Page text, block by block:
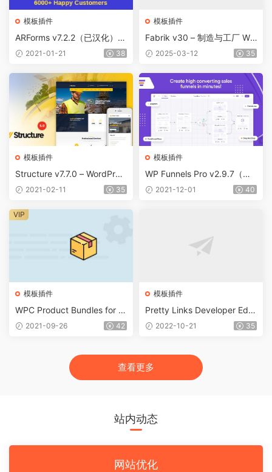
模板插件
ARForms v7.2.2（已汉化） –
WordPress表单生成插件
2021-01-21 38
模板插件
Fabrik v30 – 制造与工厂 Wo
rdPress
2025-03-12 35
模板插件
Structure v7.7.0 – WordPres
s建筑公司主题
2021-02-11 35
模板插件
WP Funnels Pro v2.9.7（已
汉化） – WordPress销售漏斗
2021-12-01 40
模板插件
WPC Product Bundles for W
ooCommerce (Premium) v8.
2021-09-26 42
VIP
模板插件
Pretty Links Developer Editi
on v4.0.15
2022-10-21 35
查看更多
站内动态
网站优化